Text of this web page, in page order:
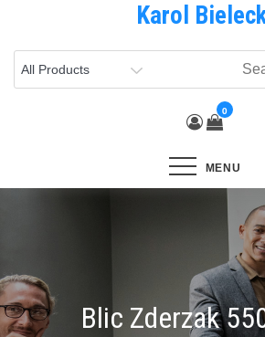
content
Karol
0
MENU
Blic Zderzak